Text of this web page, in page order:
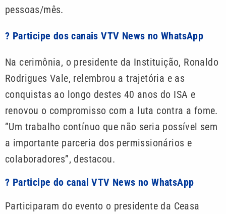
pessoas/mês.
? Participe dos canais VTV News no WhatsApp
Na cerimônia, o presidente da Instituição, Ronaldo
Rodrigues Vale, relembrou a trajetória e as
conquistas ao longo destes 40 anos do ISA e
renovou o compromisso com a luta contra a fome.
”Um trabalho contínuo que não seria possível sem
a importante parceria dos permissionários e
colaboradores”, destacou.
? Participe do canal VTV News no WhatsApp
Participaram do evento o presidente da Ceasa